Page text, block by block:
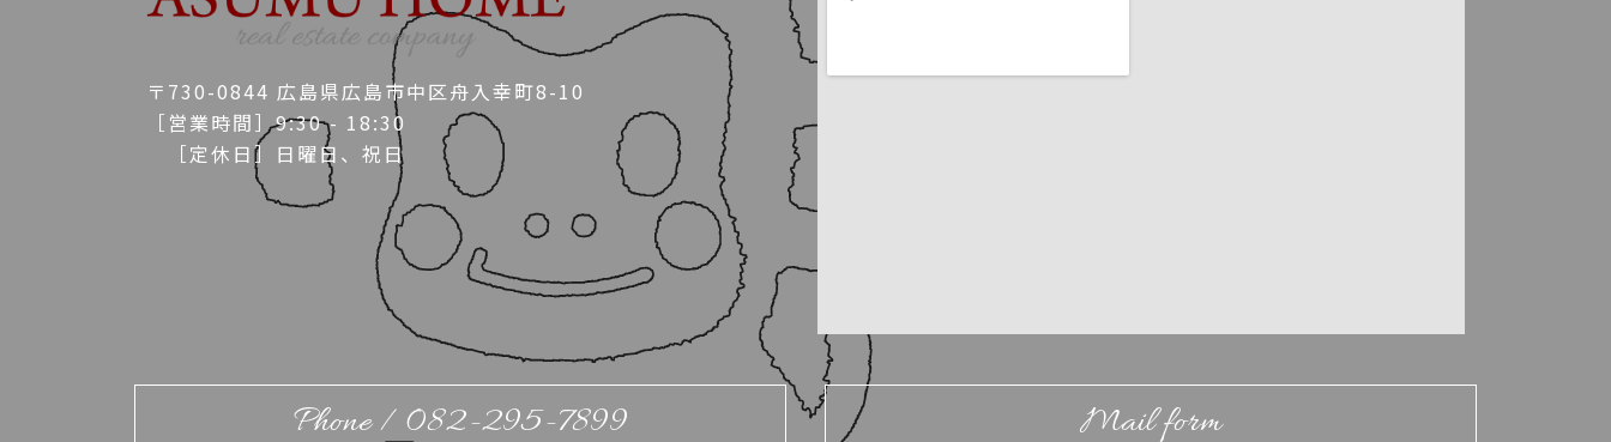
〒730-0844 広島県広島市中区舟入幸町8-10
［営業時間］9:30 - 18:30
［定休日］日曜日、祝日
Phone / 082-295-7899 Mail form